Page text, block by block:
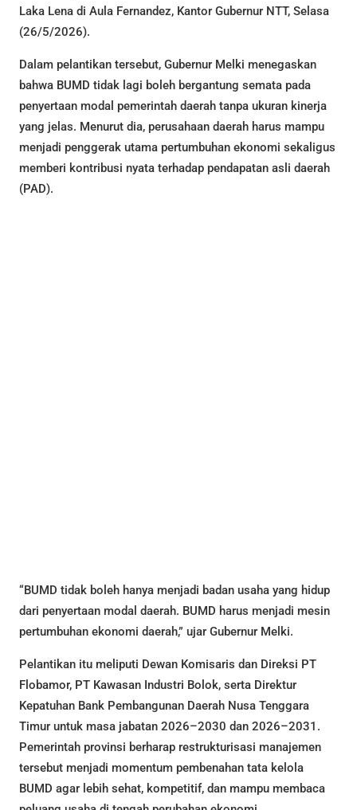
Laka Lena di Aula Fernandez, Kantor Gubernur NTT, Selasa
(26/5/2026).
Dalam pelantikan tersebut, Gubernur Melki menegaskan
bahwa BUMD tidak lagi boleh bergantung semata pada
penyertaan modal pemerintah daerah tanpa ukuran kinerja
yang jelas. Menurut dia, perusahaan daerah harus mampu
menjadi penggerak utama pertumbuhan ekonomi sekaligus
memberi kontribusi nyata terhadap pendapatan asli daerah
(PAD).
“BUMD tidak boleh hanya menjadi badan usaha yang hidup
dari penyertaan modal daerah. BUMD harus menjadi mesin
pertumbuhan ekonomi daerah,” ujar Gubernur Melki.
Pelantikan itu meliputi Dewan Komisaris dan Direksi PT
Flobamor, PT Kawasan Industri Bolok, serta Direktur
Kepatuhan Bank Pembangunan Daerah Nusa Tenggara
Timur untuk masa jabatan 2026–2030 dan 2026–2031.
Pemerintah provinsi berharap restrukturisasi manajemen
tersebut menjadi momentum pembenahan tata kelola
BUMD agar lebih sehat, kompetitif, dan mampu membaca